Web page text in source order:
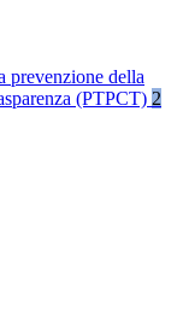
prevenzione della
(PTPCT) 2